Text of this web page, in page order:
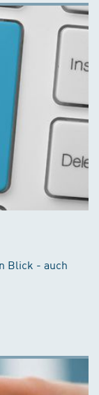
Blick - auch